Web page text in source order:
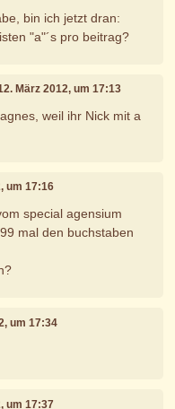
bin ich jetzt dran:
"a"´s pro beitrag?
März 2012, um 17:13
weil ihr Nick mit a
um 17:16
special agensium
mal den buchstaben
um 17:34
um 17:37